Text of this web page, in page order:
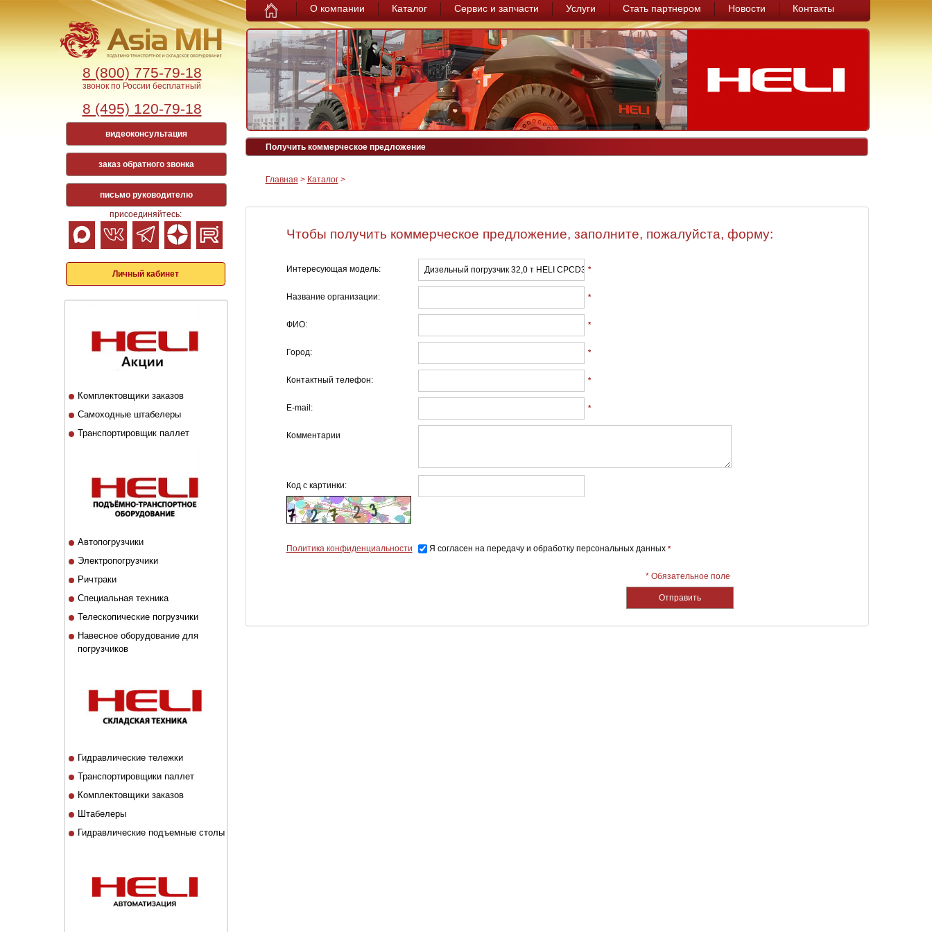
8 (800) 775-79-18
звонок по России бесплатный
8 (495) 120-79-18
видеоконсультация
заказ обратного звонка
письмо руководителю
присоединяйтесь:
Личный кабинет
Комплектовщики заказов
Самоходные штабелеры
Транспортировщик паллет
Автопогрузчики
Электропогрузчики
Ричтраки
Специальная техника
Телескопические погрузчики
Навесное оборудование для
погрузчиков
Гидравлические тележки
Транспортировщики паллет
Комплектовщики заказов
Штабелеры
Гидравлические подъемные столы
О компании Каталог Сервис и запчасти Услуги Стать партнером Новости Контакты
Главная > Каталог>
Получить коммерческое предложение
Чтобы получить коммерческое предложение, заполните, пожалуйста, форму:
Интересующая модель: *
Название организации: *
ФИО: *
Город: *
Контактный телефон: *
E-mail: *
Комментарии
Код с картинки:
Политика конфиденциальности Я согласен на передачу и обработку персональных данных *
* Обязательное поле